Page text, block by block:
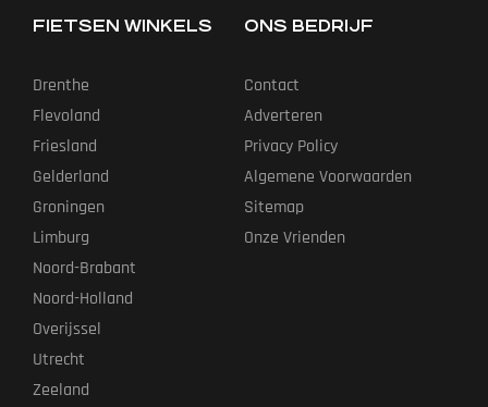
FIETSEN WINKELS
Drenthe
Flevoland
Friesland
Gelderland
Groningen
Limburg
Noord-Brabant
Noord-Holland
Overijssel
Utrecht
Zeeland
ONS BEDRIJF
Contact
Adverteren
Privacy Policy
Algemene Voorwaarden
Sitemap
Onze Vrienden